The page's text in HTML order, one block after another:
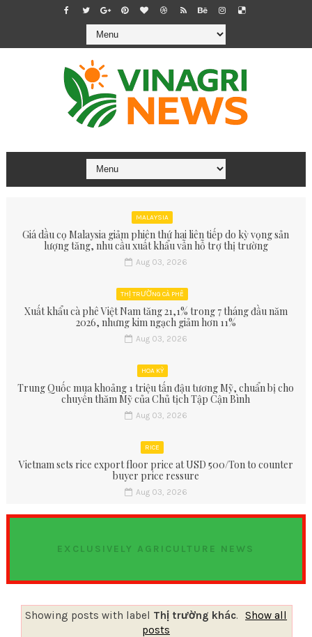
MALAYSIA
Giá dầu cọ Malaysia giảm phiên thứ hai liên tiếp do kỳ vọng sản
lượng tăng, nhu cầu xuất khẩu vẫn hỗ trợ thị trường
Aug 03, 2026
THỊ TRƯỜNG CÀ PHÊ
Xuất khẩu cà phê Việt Nam tăng 21,1% trong 7 tháng đầu năm
2026, nhưng kim ngạch giảm hơn 11%
Aug 03, 2026
HOA KỲ
Trung Quốc mua khoảng 1 triệu tấn đậu tương Mỹ, chuẩn bị cho
chuyến thăm Mỹ của Chủ tịch Tập Cận Bình
Aug 03, 2026
RICE
Vietnam sets rice export floor price at USD 500/Ton to counter
buyer price ressure
Aug 03, 2026
EXCLUSIVELY AGRICULTURE NEWS
Showing posts with label Thị trường khác.
Show all
posts